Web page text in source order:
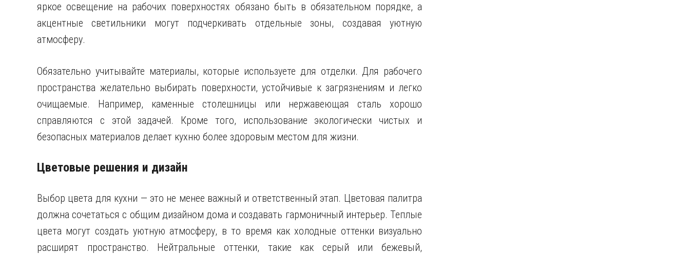
яркое освещение на рабочих поверхностях обязано быть в обязательном порядке, а
акцентные светильники могут подчеркивать отдельные зоны, создавая уютную
атмосферу.
Обязательно учитывайте материалы, которые используете для отделки. Для рабочего
пространства желательно выбирать поверхности, устойчивые к загрязнениям и легко
очищаемые. Например, каменные столешницы или нержавеющая сталь хорошо
справляются с этой задачей. Кроме того, использование экологически чистых и
безопасных материалов делает кухню более здоровым местом для жизни.
Цветовые решения и дизайн
Выбор цвета для кухни — это не менее важный и ответственный этап. Цветовая палитра
должна сочетаться с общим дизайном дома и создавать гармоничный интерьер. Теплые
цвета могут создать уютную атмосферу, в то время как холодные оттенки визуально
расширят пространство. Нейтральные оттенки, такие как серый или бежевый,